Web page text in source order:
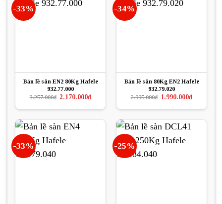
-33%
Bản lề sàn EN2 80Kg Hafele
932.77.000
3.257.000₫ Giá
là:
2.170.000₫Giá
hiện
tại
2.170.000₫.
-34%
Bản lề sàn 80Kg EN2 Hafele
932.79.020
2.995.000₫ Giá
là:
1.990.000₫Giá
hiện
tại
1.990.000₫.
-33% -25%